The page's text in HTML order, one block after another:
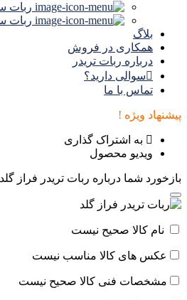
ربات
ربات
بلاگ
همکاری در فروش
درباره ربات تریدر
سوالی دارید؟
تماس با ما
پیشنهاد ویژه !
به اشتراک گذاری
ویدیو محصول
بازخورد شما درباره ربات تریدر فراز
نام کالا صحیح نیست
عکس های کالا مناسب نیست
مشخصات فنی کالا صحیح نیست